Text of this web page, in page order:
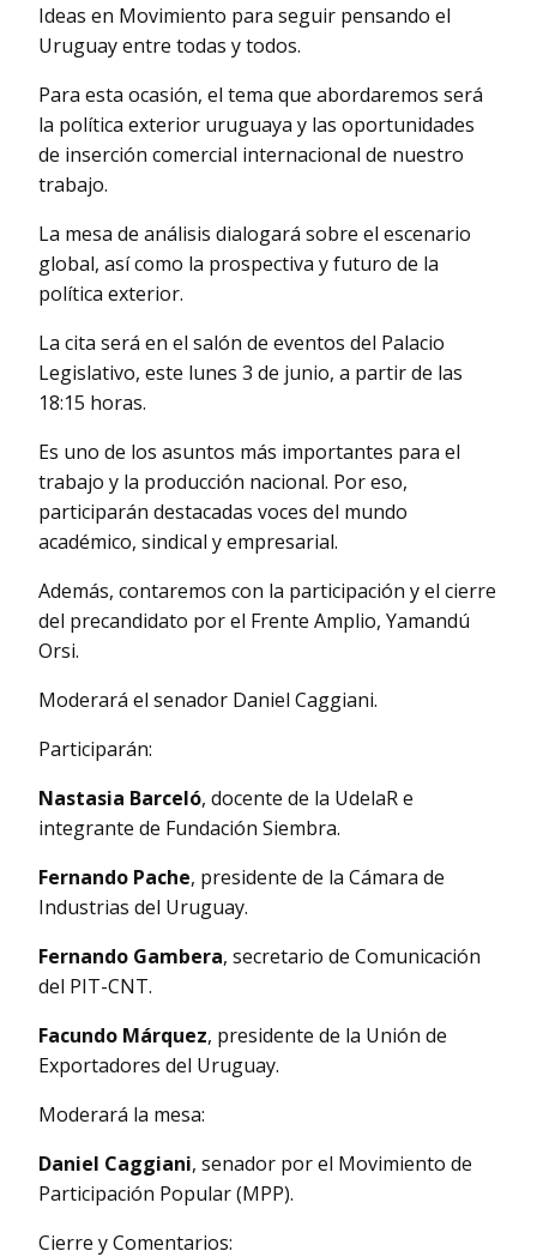
Ideas en Movimiento para seguir pensando el
Uruguay entre todas y todos.
Para esta ocasión, el tema que abordaremos será
la política exterior uruguaya y las oportunidades
de inserción comercial internacional de nuestro
trabajo.
La mesa de análisis dialogará sobre el escenario
global, así como la prospectiva y futuro de la
política exterior.
La cita será en el salón de eventos del Palacio
Legislativo, este lunes 3 de junio, a partir de las
18:15 horas.
Es uno de los asuntos más importantes para el
trabajo y la producción nacional. Por eso,
participarán destacadas voces del mundo
académico, sindical y empresarial.
Además, contaremos con la participación y el cierre
del precandidato por el Frente Amplio, Yamandú
Orsi.
Moderará el senador Daniel Caggiani.
Participarán:
Nastasia Barceló, docente de la UdelaR e
integrante de Fundación Siembra.
Fernando Pache, presidente de la Cámara de
Industrias del Uruguay.
Fernando Gambera, secretario de Comunicación
del PIT-CNT.
Facundo Márquez, presidente de la Unión de
Exportadores del Uruguay.
Moderará la mesa:
Daniel Caggiani, senador por el Movimiento de
Participación Popular (MPP).
Cierre y Comentarios: